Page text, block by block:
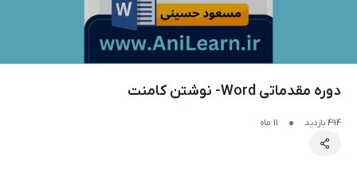
دوره مقدماتی Word- نوشتن کامنت
494 بازدید